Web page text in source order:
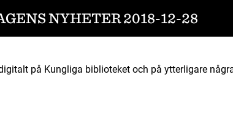
NYHETER 2018-12-28
på Kungliga biblioteket och på ytterligare